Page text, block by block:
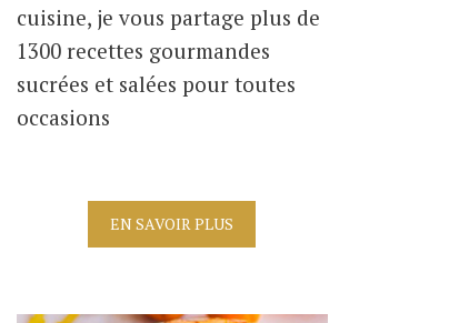
cuisine, je vous partage plus de
1300 recettes gourmandes
sucrées et salées pour toutes
occasions
EN SAVOIR PLUS